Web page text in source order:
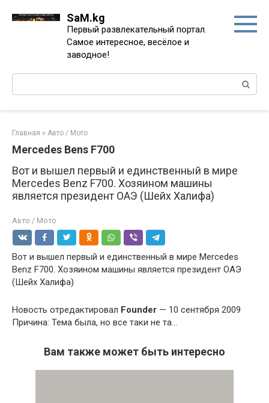
SaM.kg
Первый развлекательный портал.
Самое интересное, весёлое и
заводное!
Поиск:
Главная » Авто / Мото
Mercedes Bens F700
Вот и вышел первый и единственный в мире
Mercedes Benz F700. Хозяином машины
является президент ОАЭ (Шейх Халифа)
Авто / Мото
Вот и вышел первый и единственный в мире Mercedes
Benz F700. Хозяином машины является президент ОАЭ
(Шейх Халифа)
Новость отредактировал Founder — 10 сентября 2009
Причина: Тема была, но все таки не та…
Вам также может быть интересно